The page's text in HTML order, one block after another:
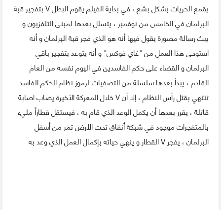
يقمع الحريات بشكل بشع ، في بداية الفيلم يقوم البطل V بتفجير قبة
البرلمان في الخامس من نوفمبر ، يتسلل بعدها لمبنى التلفزيون و
يبث رسالة مصورة يقول فيها أنه هو الذي فجر قبة البرلمان و أنه
استوحى هذا العمل من "غاي فوكس" و أنه يتوعد بتفجير باقي
البرلمان و القضاء على حكم الفاسدين في اليوم نفسه من العام
القادم ، يبدأ بعدها سلسلة من التصفيات لرموز نظام الحكم الفاسد
تنتهي بقتل رأس النظام ، إلا أن V خلال المعركة الأخيرة يصاب اصابة
قاتلة ، يقرر بعدها أن يكمل الوعد الذي قام به ، فيستقل قطاراً مليء
بالمتفجرات موجود في شبكة أنفاق تحت الأرض تمر من أسفل
البرلمان ، يفجر V القطار و ينهي حياته بإكمال العمل الذي وعد به